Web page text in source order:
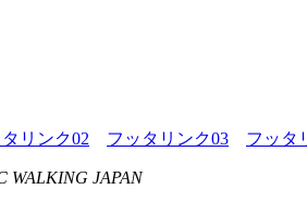
リンク02 フッタリンク03 フッタ
WALKING JAPAN